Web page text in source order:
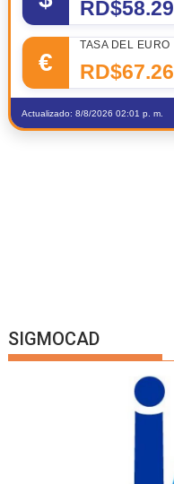
RD$58.29
€
TASA DEL EURO
RD$67.26
Actualizado: 8/8/2026 02:01 p. m.
SIGMOCAD